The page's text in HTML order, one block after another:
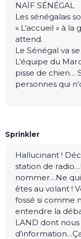
NAÏF SÉNÉGAL
Les sénégalais
« L’accueil » à
attend.
Le Sénégal va
L’équipe du
pisse de chien…
personnes qui
Sprinkler
Hallucinant !
station de
nommer…Ne
êtes au volant !
fossé si comme
entendre la
LAND dont